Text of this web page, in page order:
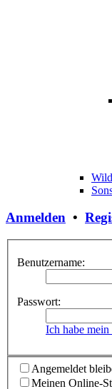
Anmelden •
Benutzername:
Passwort:
Ich habe mein
Angemeldet
Meinen Online-